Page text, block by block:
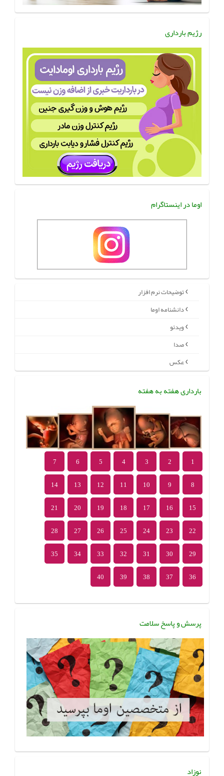
رژیم بارداری
اوما در اینستاگرام
توضیحات نرم افزار
دانشنامه اوما
ویدئو
صدا
عکس
بارداری هفته به هفته
1
2
3
4
5
6
7
8
9
10
11
12
13
14
15
16
17
18
19
20
21
22
23
24
25
26
27
28
29
30
31
32
33
34
35
36
37
38
39
40
پرسش و پاسخ سلامت
نوزاد